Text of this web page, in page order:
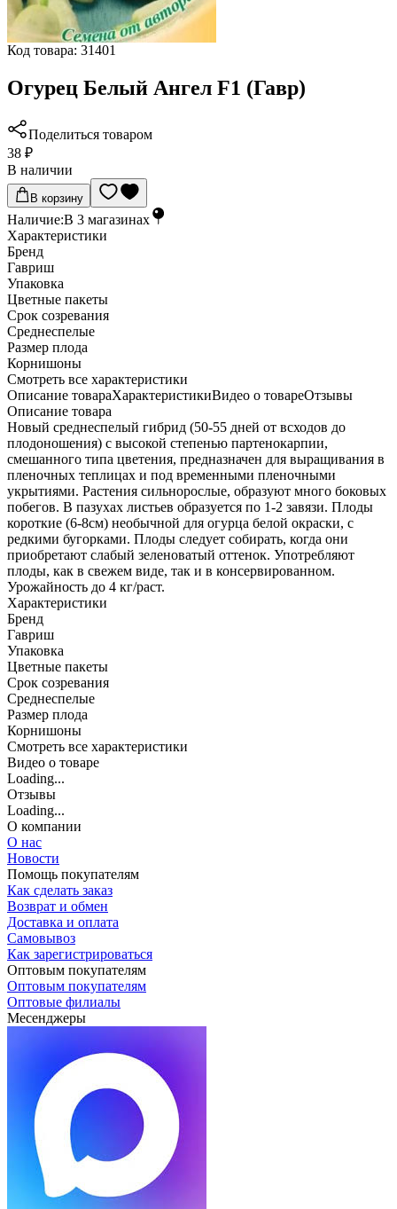
Код товара: 31401
Огурец Белый Ангел F1 (Гавр)
Поделиться товаром
38 ₽
В наличии
В корзину
Наличие:В 3 магазинах
Характеристики
Бренд
Гавриш
Упаковка
Цветные пакеты
Срок созревания
Среднеспелые
Размер плода
Корнишоны
Cмотреть все характеристики
Описание товараХарактеристикиВидео о товареОтзывы
Описание товара
Новый среднеспелый гибрид (50-55 дней от всходов до
плодоношения) с высокой степенью партенокарпии,
смешанного типа цветения, предназначен для выращивания в
пленочных теплицах и под временными пленочными
укрытиями. Растения сильнорослые, образуют много боковых
побегов. В пазухах листьев образуется по 1-2 завязи. Плоды
короткие (6-8см) необычной для огурца белой окраски, с
редкими бугорками. Плоды следует собирать, когда они
приобретают слабый зеленоватый оттенок. Употребляют
плоды, как в свежем виде, так и в консервированном.
Урожайность до 4 кг/раст.
Характеристики
Бренд
Гавриш
Упаковка
Цветные пакеты
Срок созревания
Среднеспелые
Размер плода
Корнишоны
Cмотреть все характеристики
Видео о товаре
Loading...
Отзывы
Loading...
О компании
О нас
Новости
Помощь покупателям
Как сделать заказ
Возврат и обмен
Доставка и оплата
Самовывоз
Как зарегистрироваться
Оптовым покупателям
Оптовым покупателям
Оптовые филиалы
Месенджеры